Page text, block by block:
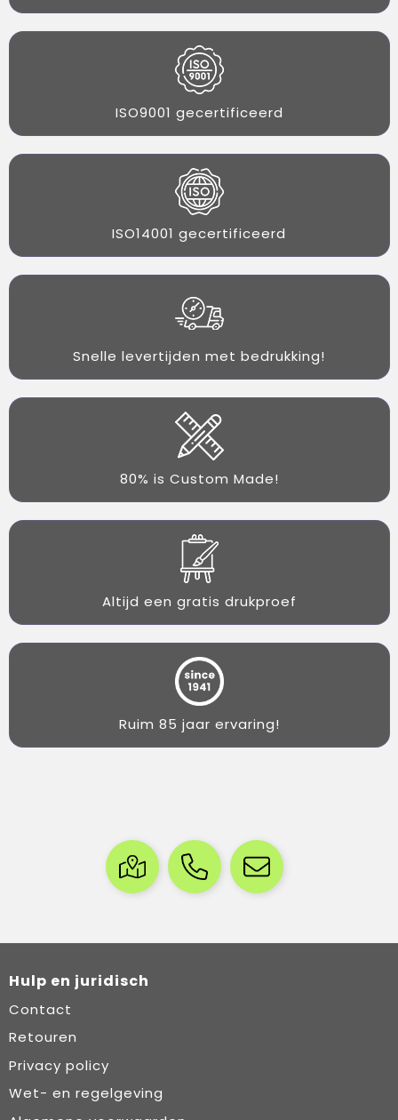
ISO9001 gecertificeerd
ISO14001 gecertificeerd
Snelle levertijden met bedrukking!
80% is Custom Made!
Altijd een gratis drukproef
Ruim 85 jaar ervaring!
Hulp en juridisch
Contact
Retouren
Privacy policy
Wet- en regelgeving